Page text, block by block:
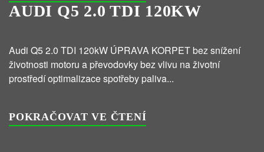
AUDI Q5 2.0 TDI 120KW
Audi Q5 2.0 TDI 120kW ÚPRAVA KORPET bez snížení
životnosti motoru a převodovky bez vlivu na životní
prostředí optimalizace spotřeby paliva...
POKRAČOVAT VE ČTENÍ